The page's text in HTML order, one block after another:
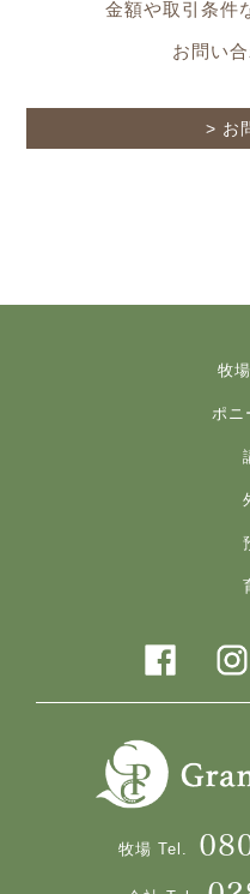
金額や取引条件
お問い
> お
牧
ポニ
牧場 Tel.